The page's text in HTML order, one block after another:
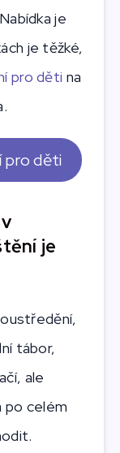
je
je těžké,
pro děti na
pro děti
je
tábor,
ale
po celém